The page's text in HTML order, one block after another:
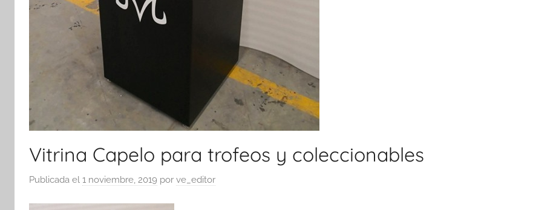
Vitrina Capelo para trofeos y coleccionables
Publicada el 1 noviembre, 2019 por ve_editor